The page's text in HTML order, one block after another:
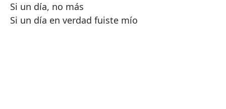
Si un día, no más
Si un día en verdad fuiste mío